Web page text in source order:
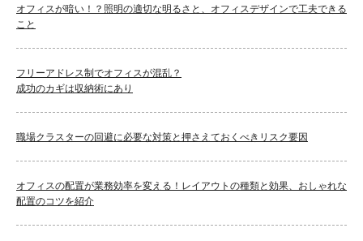
オフィスが暗い！？照明の適切な明るさと、オフィスデザインで工夫できる
こと
フリーアドレス制でオフィスが混乱？
成功のカギは収納術にあり
職場クラスターの回避に必要な対策と押さえておくべきリスク要因
オフィスの配置が業務効率を変える！レイアウトの種類と効果、おしゃれな
配置のコツを紹介